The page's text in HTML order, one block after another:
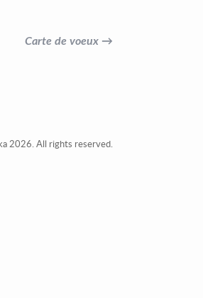
Carte de voeux →
2026. All rights reserved.